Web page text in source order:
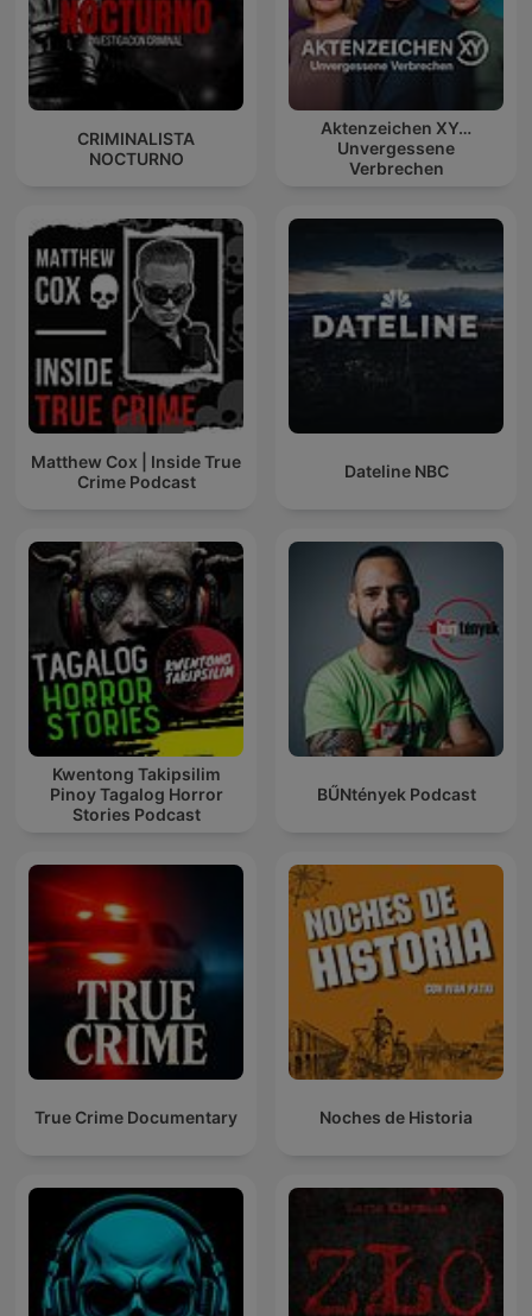
CRIMINALISTA
NOCTURNO
Aktenzeichen XY…
Unvergessene
Verbrechen
Matthew Cox | Inside True
Crime Podcast
Dateline NBC
Kwentong Takipsilim
Pinoy Tagalog Horror
Stories Podcast
BŰNtények Podcast
True Crime Documentary Noches de Historia